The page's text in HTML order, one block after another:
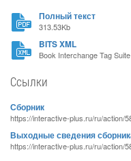
Полный текст
313.53Kb
BITS XML
Book Interchange Tag Suite
Ссылки
Сборник
https://interactive-plus.ru/ru/action/
Выходные сведения
https://interactive-plus.ru/ru/action/